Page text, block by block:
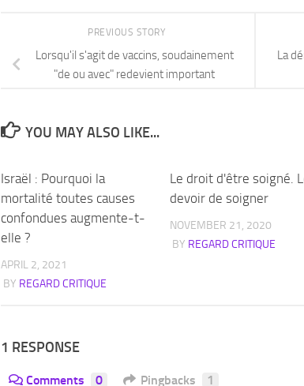
La
PREVIOUS STORY
Lorsqu'il s'agit de vaccins, soudainement
"de ou avec" redevient important
YOU MAY ALSO LIKE...
Israël : Pourquoi la
mortalité toutes causes
confondues augmente-t-
elle ?
APRIL 2, 2021
BY REGARD CRITIQUE
Le droit d'être soigné.
devoir de soigner
NOVEMBER 21, 2020
BY REGARD CRITIQUE
1 RESPONSE
Comments 0 Pingbacks 1